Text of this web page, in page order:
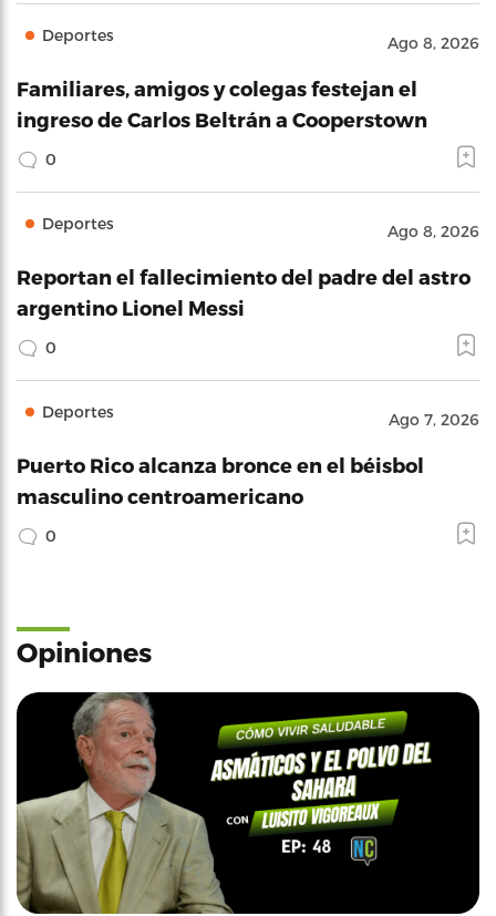
Deportes Ago 8, 2026
Familiares, amigos y colegas festejan el
ingreso de Carlos Beltrán a Cooperstown
0
Deportes Ago 8, 2026
Reportan el fallecimiento del padre del astro
argentino Lionel Messi
0
Deportes Ago 7, 2026
Puerto Rico alcanza bronce en el béisbol
masculino centroamericano
0
Opiniones